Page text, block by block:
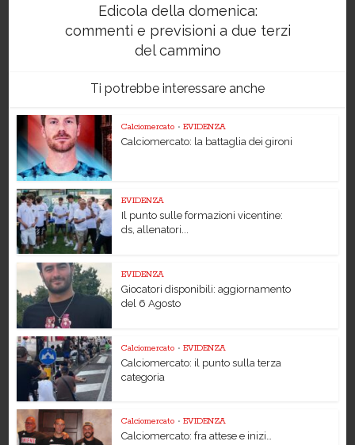
Edicola della domenica:
commenti e previsioni a due terzi
del cammino
Ti potrebbe interessare anche
Calciomercato • EVIDENZA
Calciomercato: la battaglia dei gironi
EVIDENZA
Il punto sulle formazioni vicentine:
ds, allenatori...
EVIDENZA
Giocatori disponibili: aggiornamento
del 6 Agosto
Calciomercato • EVIDENZA
Calciomercato: il punto sulla terza
categoria
Calciomercato • EVIDENZA
Calciomercato: fra attese e inizi…